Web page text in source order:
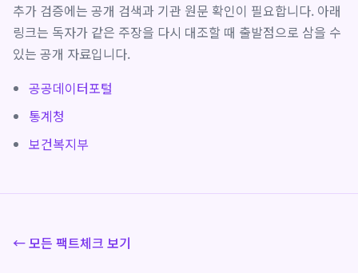
추가 검증에는 공개 검색과 기관 원문 확인이 필요합니다. 아래
링크는 독자가 같은 주장을 다시 대조할 때 출발점으로 삼을 수
있는 공개 자료입니다.
공공데이터포털
통계청
보건복지부
← 모든 팩트체크 보기